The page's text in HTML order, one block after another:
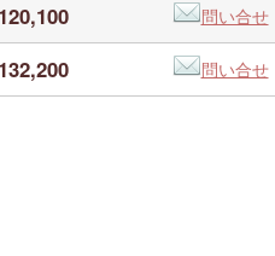
問い合せ
問い合せ